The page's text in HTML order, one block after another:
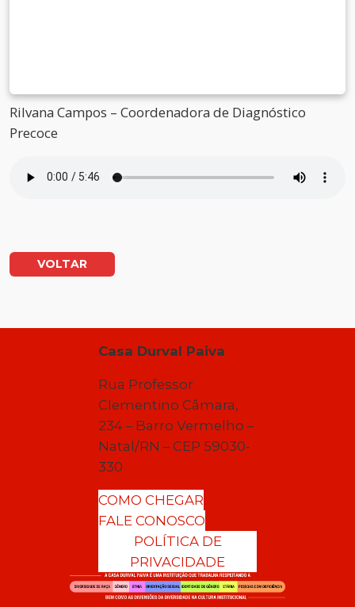
Rilvana Campos – Coordenadora de Diagnóstico
Precoce
VOLTAR
Casa Durval Paiva
Rua Professor
Clementino Câmara,
234 – Barro Vermelho –
Natal/RN – CEP 59030-
330
COMO CHEGAR
FALE CONOSCO
POLÍTICA DE
PRIVACIDADE